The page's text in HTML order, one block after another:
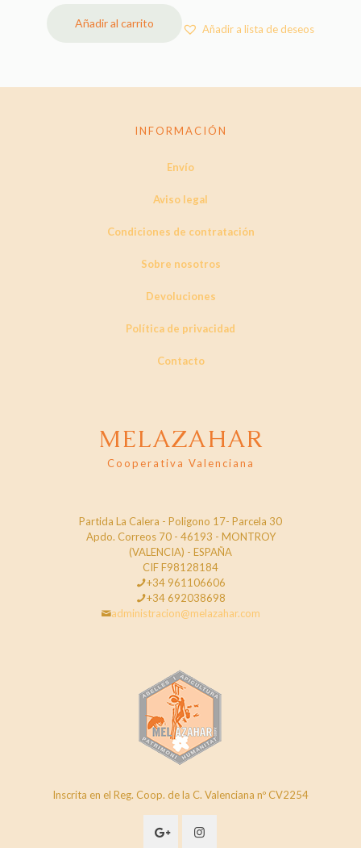
Añadir al carrito Añadir a lista de deseos
INFORMACIÓN
Envío
Aviso legal
Condiciones de contratación
Sobre nosotros
Devoluciones
Política de privacidad
Contacto
MELAZAHAR
Cooperativa Valenciana
Partida La Calera - Poligono 17- Parcela 30
Apdo. Correos 70 - 46193 - MONTROY
(VALENCIA) - ESPAÑA
CIF F98128184
+34 961106606
+34 692038698
administracion@melazahar.com
Inscrita en el Reg. Coop. de la C. Valenciana nº CV2254